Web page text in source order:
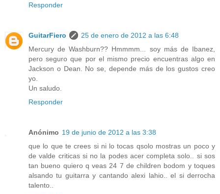
Responder
GuitarFiero
25 de enero de 2012 a las 6:48
Mercury de Washburn?? Hmmmm... soy más de Ibanez,
pero seguro que por el mismo precio encuentras algo en
Jackson o Dean. No se, depende más de los gustos creo
yo.
Un saludo.
Responder
Anónimo 19 de junio de 2012 a las 3:38
que lo que te crees si ni lo tocas qsolo mostras un poco y
de valde criticas si no la podes acer completa solo.. si sos
tan bueno quiero q veas 24 7 de children bodom y toques
alsando tu guitarra y cantando alexi lahio.. el si derrocha
talento..